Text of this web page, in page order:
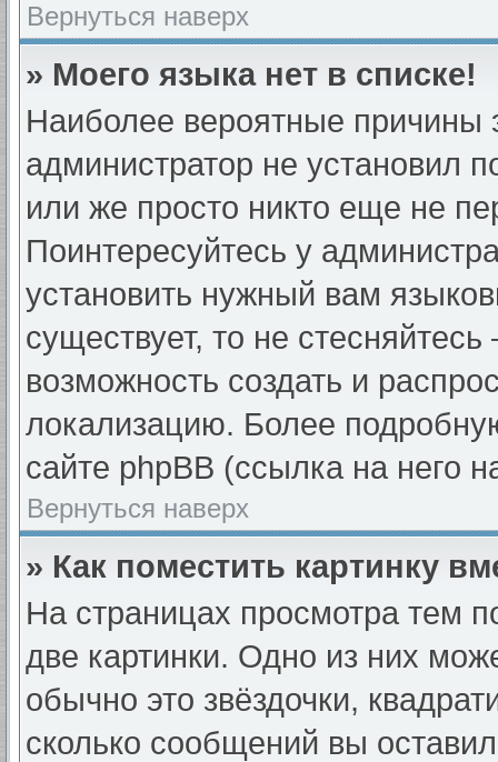
Вернуться наверх
» Моего языка нет в списке!
Наиболее вероятные причины
администратор не установил
или же просто никто еще не
Поинтересуйтесь у
установить нужный вам
существует, то не
возможность создать и
локализацию. Более
сайте phpBB (ссылка на него
Вернуться наверх
» Как поместить картинку
На страницах просмотра тем
две картинки. Одно из них
обычно это звёздочки,
сколько сообщений вы